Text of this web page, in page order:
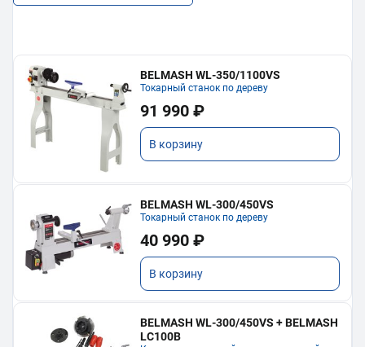
BELMASH WL-350/1100VS
Токарный станок по дереву
91 990 ₽
В корзину
BELMASH WL-300/450VS
Токарный станок по дереву
40 990 ₽
В корзину
BELMASH WL-300/450VS + BELMASH
LC100B